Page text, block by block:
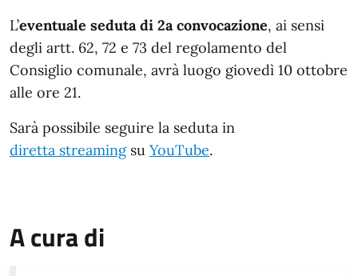
L’eventuale seduta di 2a convocazione, ai sensi
degli artt. 62, 72 e 73 del regolamento del
Consiglio comunale, avrà luogo giovedì 10 ottobre
alle ore 21.
Sarà possibile seguire la seduta in
diretta streamingsu YouTube.
A cura di